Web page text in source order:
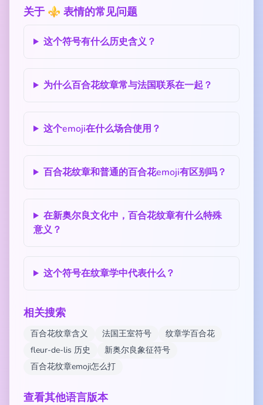
关于 ⚜️ 表情的常见问题
这个符号有什么历史含义？
为什么百合花纹章常与法国联系在一起？
这个emoji在什么场合使用？
百合花纹章和普通的百合花emoji有区别吗？
在新奥尔良文化中，百合花纹章有什么特殊
意义？
这个符号在纹章学中代表什么？
相关搜索
百合花纹章含义 法国王室符号
纹章学百合花
fleur-de-lis 历史
新奥尔良象征符号
百合花纹章emoji怎么打
查看其他语言版本